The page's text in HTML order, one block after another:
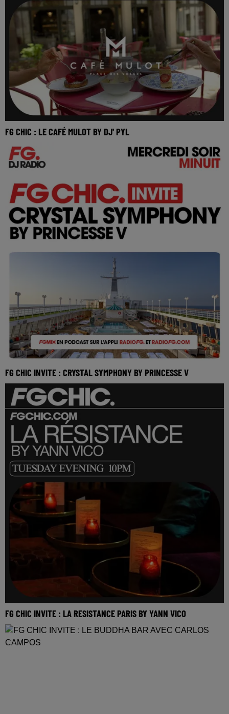
FG CHIC : LE CAFÉ MULOT BY DJ' PYL
mai 2026 FG CHIC avec DJ’ PYL se posent pou
FG CHIC INVITE : CRYSTAL SYMPHONY BY PRINCESSE V
Réécoutez FG Chic invite Crystal Symphony avec
Princesse V du mercredi 13 mai 2026 🎧 Ecoutez la r
FG CHIC INVITE : LA RESISTANCE PARIS BY YANN VICO
Réécoutez le FG Chic invite la Resistance Paris by Yann
Vico du mardi 12 mai 2026 Tracklist : 1.